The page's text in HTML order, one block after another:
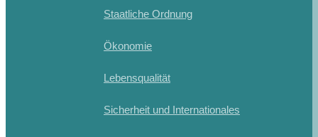
Staatliche Ordnung
Ökonomie
Lebensqualität
Sicherheit und Internationales